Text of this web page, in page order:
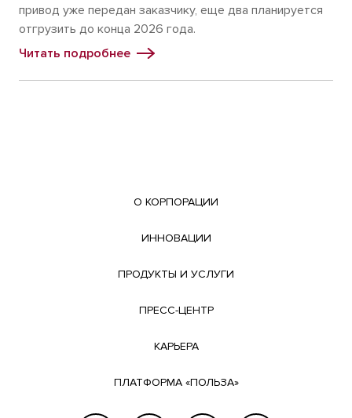
привод уже передан заказчику, еще два планируется
отгрузить до конца 2026 года.
Читать подробнее
О КОРПОРАЦИИ
ИННОВАЦИИ
ПРОДУКТЫ И УСЛУГИ
ПРЕСС-ЦЕНТР
КАРЬЕРА
ПЛАТФОРМА «ПОЛЬЗА»